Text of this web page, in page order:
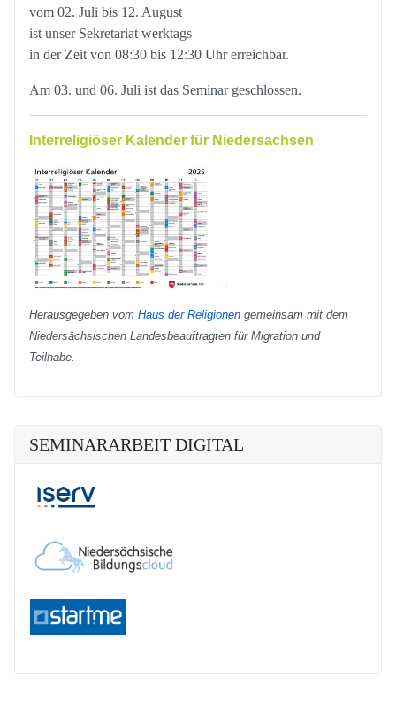
vom 02. Juli bis 12. August
ist unser Sekretariat werktags
in der Zeit von 08:30 bis 12:30 Uhr erreichbar.
Am 03. und 06. Juli ist das Seminar geschlossen.
Interreligiöser Kalender für Niedersachsen
Herausgegeben vom Haus der Religionen gemeinsam mit dem
Niedersächsischen Landesbeauftragten für Migration und
Teilhabe.
SEMINARARBEIT DIGITAL